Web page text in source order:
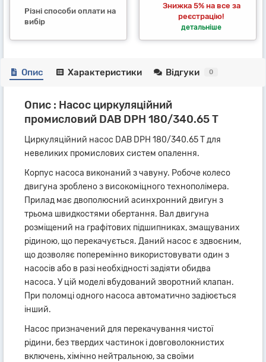
Різні способи оплати на
вибір
Знижка 5% на все за
реєстрацію!
детальніше
Опис Характеристики Відгуки 0
Опис : Насос циркуляційний
промисловий DAB DPH 180/340.65 T
Циркуляційний насос DAB DPH 180/340.65 T для
невеликих промислових систем опалення.
Корпус насоса виконаний з чавуну. Робоче колесо
двигуна зроблено з високоміцного технополімера.
Прилад має двополюсний асинхронний двигун з
трьома швидкостями обертання. Вал двигуна
розміщений на графітових підшипниках, змащуваних
рідиною, що перекачується. Даний насос є здвоєним,
що дозволяє поперемінно використовувати один з
насосів або в разі необхідності задіяти обидва
насоса. У цій моделі вбудований зворотний клапан.
При поломці одного насоса автоматично задіюється
інший.
Насос призначений для перекачування чистої
рідини, без твердих частинок і довговолокнистих
включень, хімічно нейтральною, за своїми